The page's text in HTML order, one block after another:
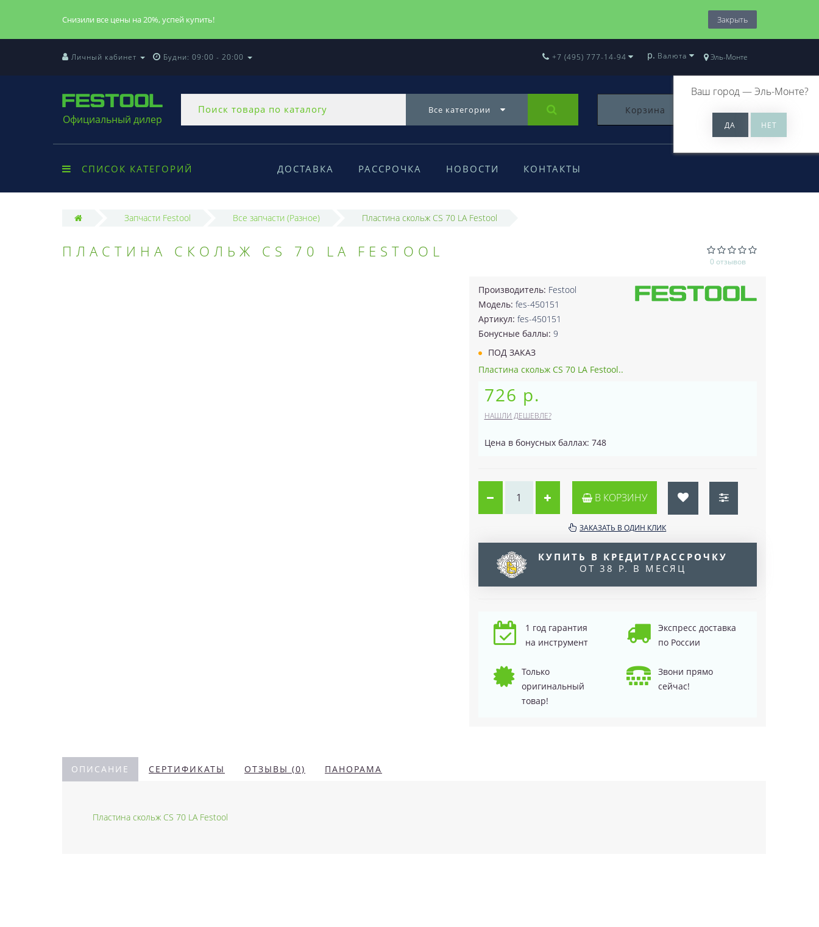
Снизили все цены на 20%, успей купить! Закрыть
Личный кабинет Будни: 09:00 - 20:00 Эль-Монте
Ваш город —Эль-Монте?
+7 (495) 777-14-94 р. Валюта
Официальный дилер
Все категории Корзина 0
СПИСОК КАТЕГОРИЙ ДОСТАВКА РАССРОЧКА НОВОСТИ КОНТАКТЫ
Запчасти Festool Все запчасти (Разное) Пластина скольж CS 70 LA Festool
ПЛАСТИНА СКОЛЬЖ CS 70 LA FESTOOL
0 отзывов
Производитель: Festool
Модель: fes-450151
Артикул: fes-450151
Бонусные баллы: 9
ПОД ЗАКАЗ
Пластина скольж CS 70 LA Festool..
726 р.
НАШЛИ ДЕШЕВЛЕ?
Цена в бонусных баллах: 748
В КОРЗИНУ
ЗАКАЗАТЬ В ОДИН КЛИК
КУПИТЬ В КРЕДИТ/РАССРОЧКУ
ОТ 38 Р. В МЕСЯЦ
1 год гарантия
на инструмент
Экспресс доставка
по России
Только
оригинальный
товар!
Звони прямо
сейчас!
ОПИСАНИЕ СЕРТИФИКАТЫ ОТЗЫВЫ (0) ПАНОРАМА
Пластина скольж CS 70 LA Festool